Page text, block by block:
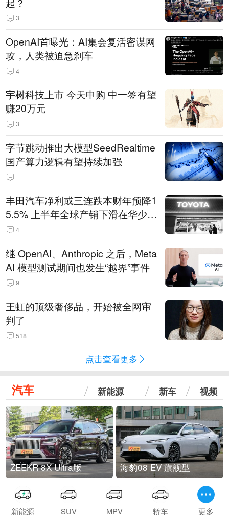
3
OpenAI首曝光：AI集会复活密谋网
攻，人类被迫急刹车
4
宇树科技上市 今天申购 中一签有望
赚20万元
3
字节跳动推出大模型SeedRealtime
国产算力逻辑有望持续加强
丰田汽车净利或三连跌本财年预降1
5.5% 上半年全球产销下滑在华少卖
14.3万辆
4
继 OpenAI、Anthropic 之后，Meta
AI 模型测试期间也发生“越界”事件
9
王虹的顶级奢侈品，开始被全网审
判了
518
点击查看更多
汽车 新能源 新车 视频
ZEEKR 8X Ultra版 海豹08 EV 旗舰型
新能源 SUV MPV 轿车 更多